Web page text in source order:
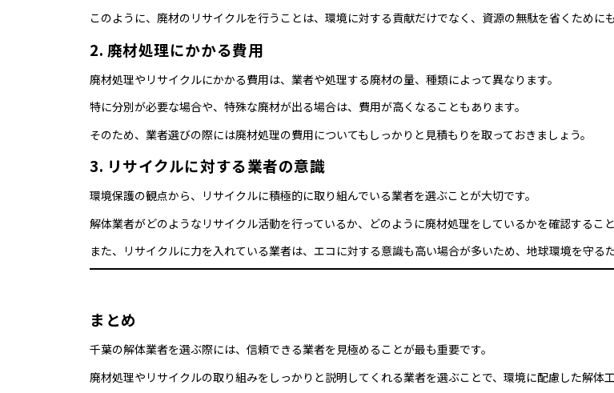
このように、廃材のリサイクルを行うことは、環境に対する貢献だけでなく、資源の無駄を省くためにも
2. 廃材処理にかかる費用
廃材処理やリサイクルにかかる費用は、業者や処理する廃材の量、種類によって異なります。
特に分別が必要な場合や、特殊な廃材が出る場合は、費用が高くなることもあります。
そのため、業者選びの際には廃材処理の費用についてもしっかりと見積もりを取っておきましょう。
3. リサイクルに対する業者の意識
環境保護の観点から、リサイクルに積極的に取り組んでいる業者を選ぶことが大切です。
解体業者がどのようなリサイクル活動を行っているか、どのように廃材処理をしているかを確認するこ
また、リサイクルに力を入れている業者は、エコに対する意識も高い場合が多いため、地球環境を守る
まとめ
千葉の解体業者を選ぶ際には、信頼できる業者を見極めることが最も重要です。
廃材処理やリサイクルの取り組みをしっかりと説明してくれる業者を選ぶことで、環境に配慮した解体